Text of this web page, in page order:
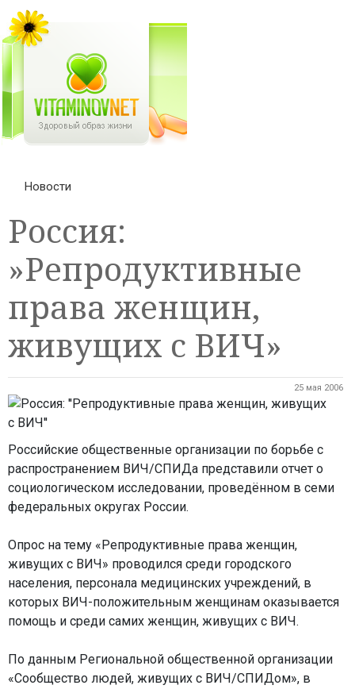
Новости
Россия:
»Репродуктивные
права женщин,
живущих с ВИЧ»
25 мая 2006
Российские общественные организации по борьбе с
распространением ВИЧ/СПИДа представили отчет о
социологическом исследовании, проведённом в семи
федеральных округах России.
Опрос на тему «Репродуктивные права женщин,
живущих с ВИЧ» проводился среди городского
населения, персонала медицинских учреждений, в
которых ВИЧ-положительным женщинам оказывается
помощь и среди самих женщин, живущих с ВИЧ.
По данным Региональной общественной организации
«Сообщество людей, живущих с ВИЧ/СПИДом», в